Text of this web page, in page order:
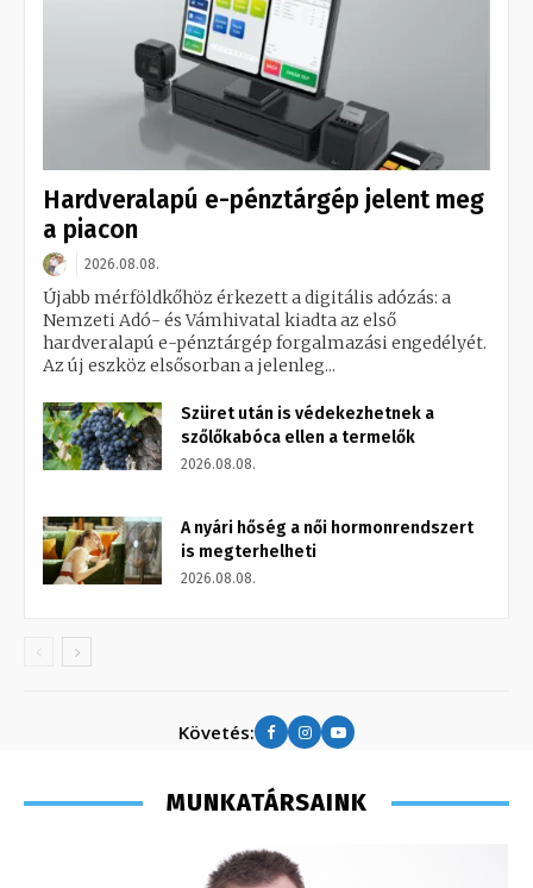
Hardveralapú e-pénztárgép jelent meg
a piacon
2026.08.08.
Újabb mérföldkőhöz érkezett a digitális adózás: a
Nemzeti Adó- és Vámhivatal kiadta az első
hardveralapú e-pénztárgép forgalmazási engedélyét.
Az új eszköz elsősorban a jelenleg...
Szüret után is védekezhetnek a
szőlőkabóca ellen a termelők
2026.08.08.
A nyári hőség a női hormonrendszert
is megterhelheti
2026.08.08.
Követés:
MUNKATÁRSAINK